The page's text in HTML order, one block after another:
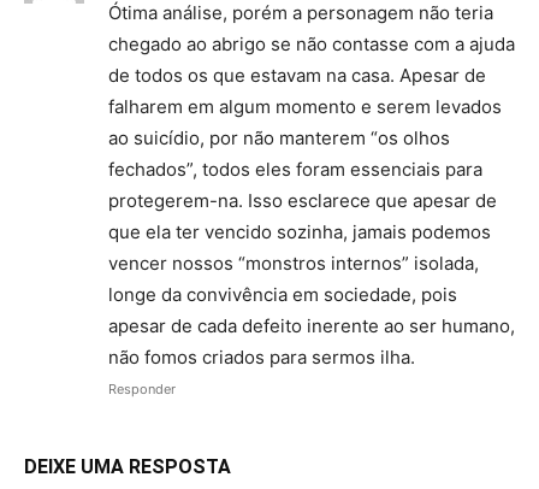
Ótima análise, porém a personagem não teria
chegado ao abrigo se não contasse com a ajuda
de todos os que estavam na casa. Apesar de
falharem em algum momento e serem levados
ao suicídio, por não manterem “os olhos
fechados”, todos eles foram essenciais para
protegerem-na. Isso esclarece que apesar de
que ela ter vencido sozinha, jamais podemos
vencer nossos “monstros internos” isolada,
longe da convivência em sociedade, pois
apesar de cada defeito inerente ao ser humano,
não fomos criados para sermos ilha.
Responder
DEIXE UMA RESPOSTA